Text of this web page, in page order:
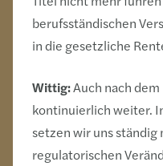
berufsständischen
in die gesetzliche
Wittig:Auch nach
kontinuierlich weiter.
setzen wir uns
regulatorischen